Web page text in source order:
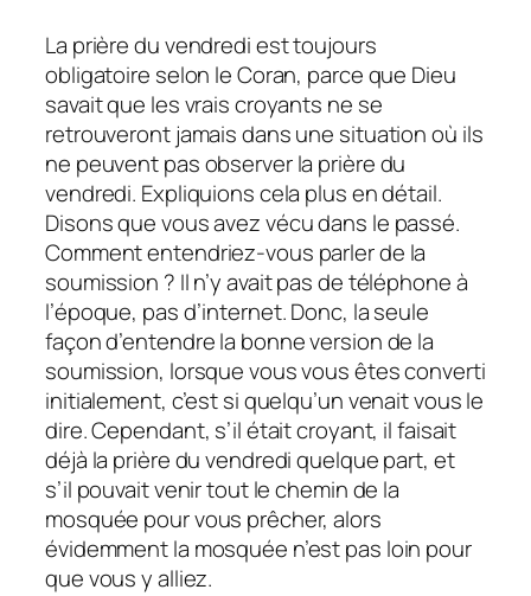
La prière du vendredi est toujours
obligatoire selon le Coran, parce que Dieu
savait que les vrais croyants ne se
retrouveront jamais dans une situation où ils
ne peuvent pas observer la prière du
vendredi. Expliquions cela plus en détail.
Disons que vous avez vécu dans le passé.
Comment entendriez-vous parler de la
soumission ? Il n’y avait pas de téléphone à
l’époque, pas d’internet. Donc, la seule
façon d’entendre la bonne version de la
soumission, lorsque vous vous êtes converti
initialement, c’est si quelqu’un venait vous le
dire. Cependant, s’il était croyant, il faisait
déjà la prière du vendredi quelque part, et
s’il pouvait venir tout le chemin de la
mosquée pour vous prêcher, alors
évidemment la mosquée n’est pas loin pour
que vous y alliez.